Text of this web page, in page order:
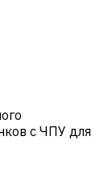
с ЧПУ для